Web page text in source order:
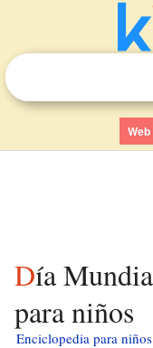
Web
Día Mundial de la Bicicleta
para niños
Enciclopedia para niños